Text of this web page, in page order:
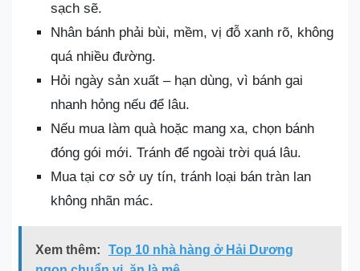
sạch sẽ.
Nhân bánh phải bùi, mềm, vị đỗ xanh rõ, không
quá nhiều đường.
Hỏi ngày sản xuất – hạn dùng, vì bánh gai
nhanh hỏng nếu để lâu.
Nếu mua làm quà hoặc mang xa, chọn bánh
đóng gói mới. Tránh để ngoài trời quá lâu.
Mua tại cơ sở uy tín, tránh loại bán tràn lan
không nhãn mác.
Xem thêm:
Top 10 nhà hàng ở Hải Dương